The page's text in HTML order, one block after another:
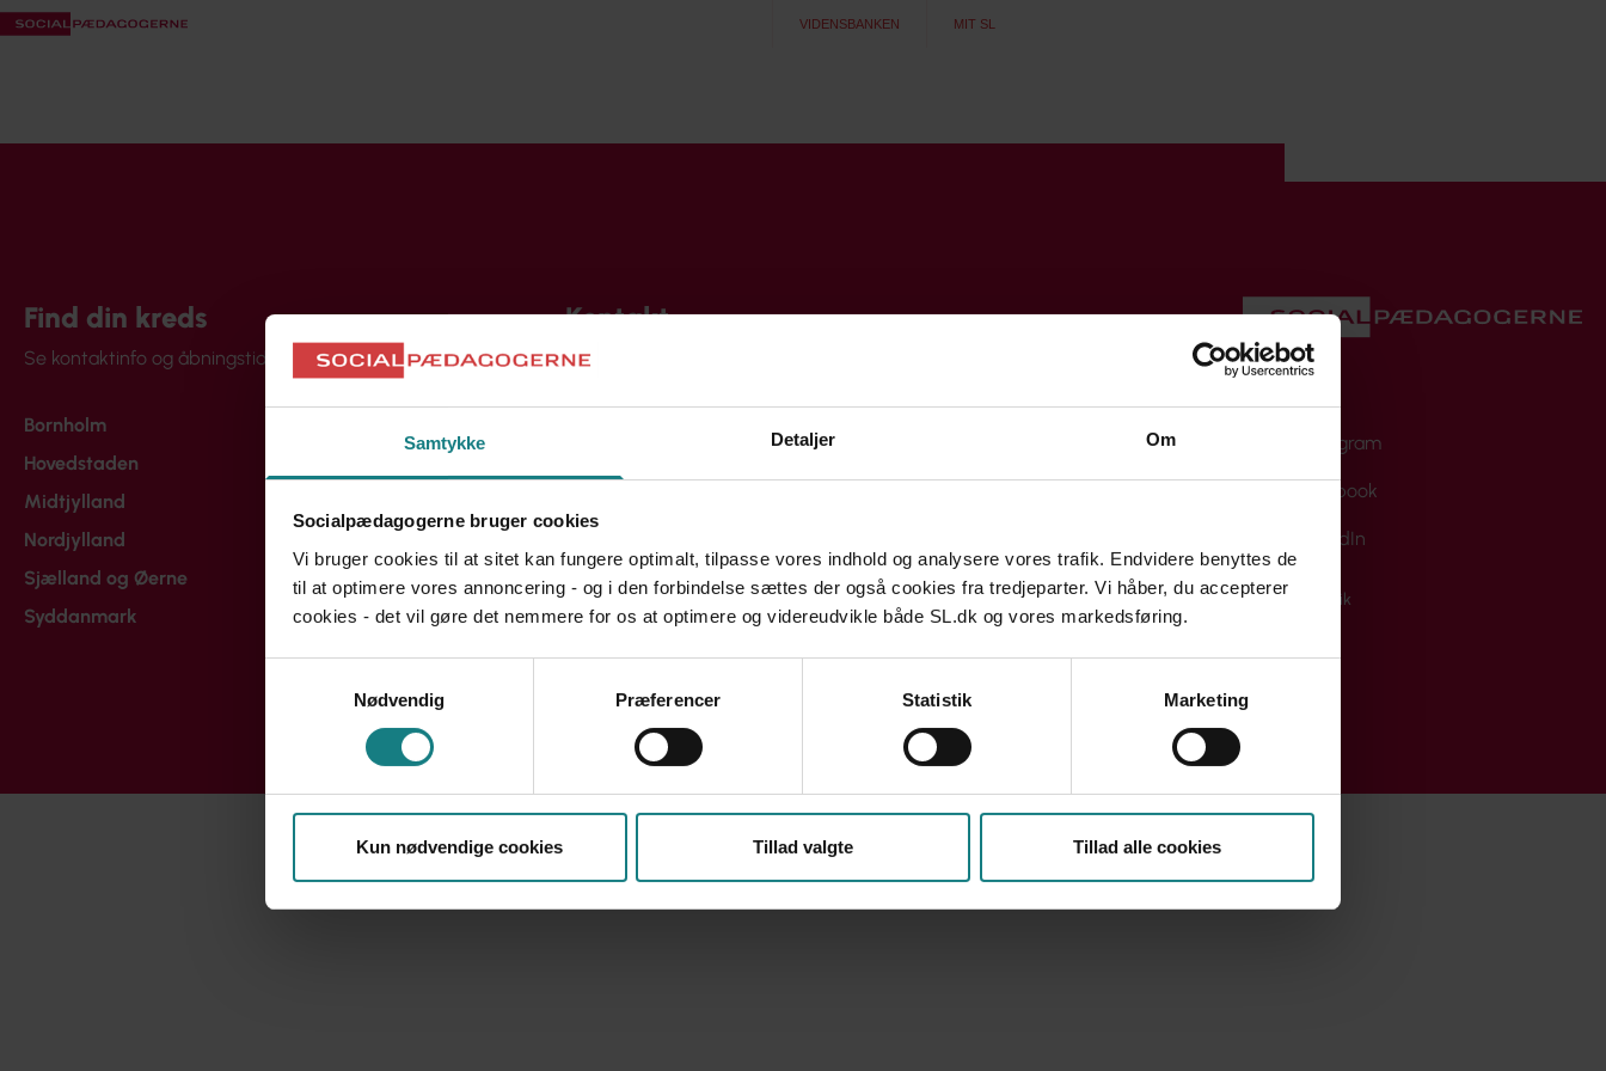
Samtykke Detaljer Om
Socialpædagogerne bruger cookies
Vi bruger cookies til at sitet kan fungere optimalt, tilpasse vores indhold og analysere vores trafik. Endvidere benyttes de
til at optimere vores annoncering - og i den forbindelse sættes der også cookies fra tredjeparter. Vi håber, du accepterer
cookies - det vil gøre det nemmere for os at optimere og videreudvikle både SL.dk og vores markedsføring.
Nødvendig
Præferencer Statistik Marketing
Kun nødvendige cookies Tillad valgte Tillad alle cookies
VIDENSBANKEN MIT SL
Find din kreds
Se kontaktinfo og åbningstider
Bornholm
Hovedstaden
Midtjylland
Nordjylland
Sjælland og Øerne
Syddanmark
Kontakt
Ring direkte til:
7248 6000
T
09:00 - 17:00
09:00 - 13:00
Instagram
Facebook
LinkedIn
Privatlivspolitik